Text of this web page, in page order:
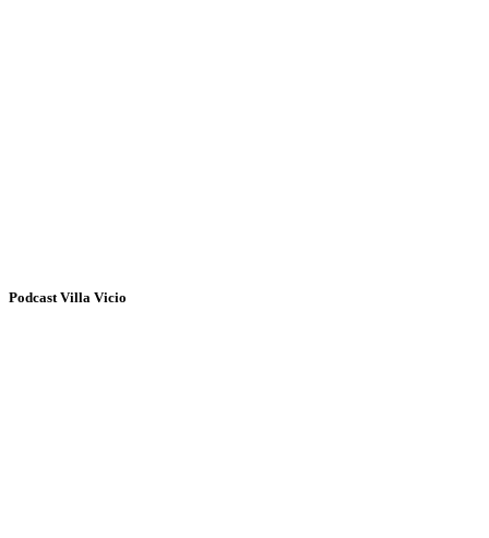
Podcast Villa Vicio